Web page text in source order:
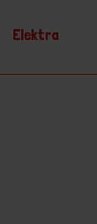
Elektra